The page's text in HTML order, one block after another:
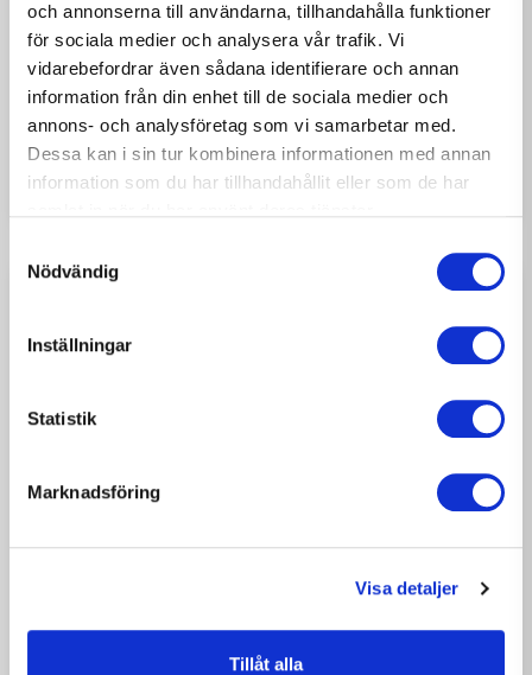
och annonserna till användarna, tillhandahålla funktioner
för sociala medier och analysera vår trafik. Vi
vidarebefordrar även sådana identifierare och annan
information från din enhet till de sociala medier och
annons- och analysföretag som vi samarbetar med.
Dessa kan i sin tur kombinera informationen med annan
information som du har tillhandahållit eller som de har
Nödvändig
Inställningar
Statistik
Marknadsföring
Visa detaljer
Tillåt alla
NYHETER 2026-07-17
Möt Oliver Nilsson –
snickaren som hittat tillbaka
till hantverket
Glad sommar önskar M3 Bygg